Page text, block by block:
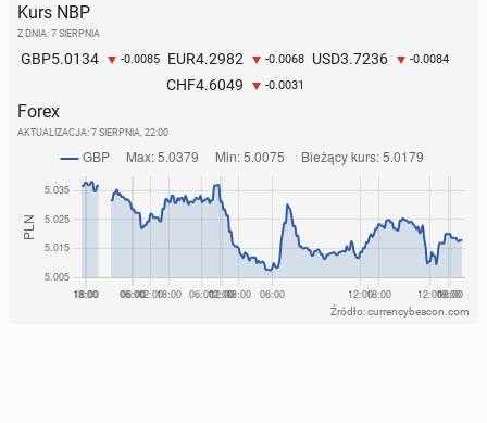
Kurs NBP
Z DNIA: 7 SIERPNIA
GBP5.0134 -0.0085 EUR4.2982 -0.0068 USD3.7236 -0.0084
CHF4.6049 -0.0031
Forex
AKTUALIZACJA: 7 SIERPNIA, 22:00
Źródło: currencybeacon.com